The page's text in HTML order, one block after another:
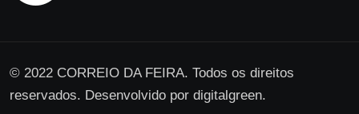
© 2022 CORREIO DA FEIRA. Todos os direitos
reservados. Desenvolvido por digitalgreen.